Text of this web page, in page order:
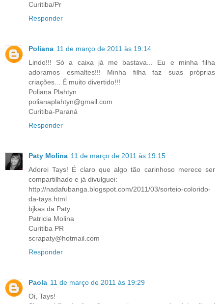
Curitiba/Pr
Responder
Poliana 11 de março de 2011 às 19:14
Lindo!!! Só a caixa já me bastava... Eu e minha filha
adoramos esmaltes!!! Minha filha faz suas próprias
criações... É muito divertido!!!
Poliana Plahtyn
polianaplahtyn@gmail.com
Curitiba-Paraná
Responder
Paty Molina 11 de março de 2011 às 19:15
Adorei Tays! É claro que algo tão carinhoso merece ser
compartilhado e já divulguei:
http://nadafubanga.blogspot.com/2011/03/sorteio-colorido-
da-tays.html
bjkas da Paty
Patricia Molina
Curitiba PR
scrapaty@hotmail.com
Responder
Paola 11 de março de 2011 às 19:29
Oi, Tays!